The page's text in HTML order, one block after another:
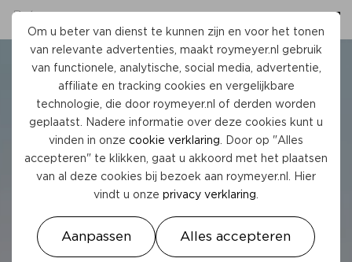
Om u beter van dienst te kunnen zijn en voor het tonen
van relevante advertenties, maakt roymeyer.nl
gebruik
van functionele, analytische, social media, advertentie,
affiliate en tracking cookies en vergelijkbare
technologie, die door roymeyer.nl
of derden worden
geplaatst. Nadere informatie over deze cookies kunt u
vinden in onze cookie verklaring. Door op "Alles
accepteren" te klikken, gaat u akkoord met het plaatsen
van al deze cookies bij bezoek aan roymeyer.nl . Hier
vindt u onze privacy verklaring.
Aanpassen Alles accepteren